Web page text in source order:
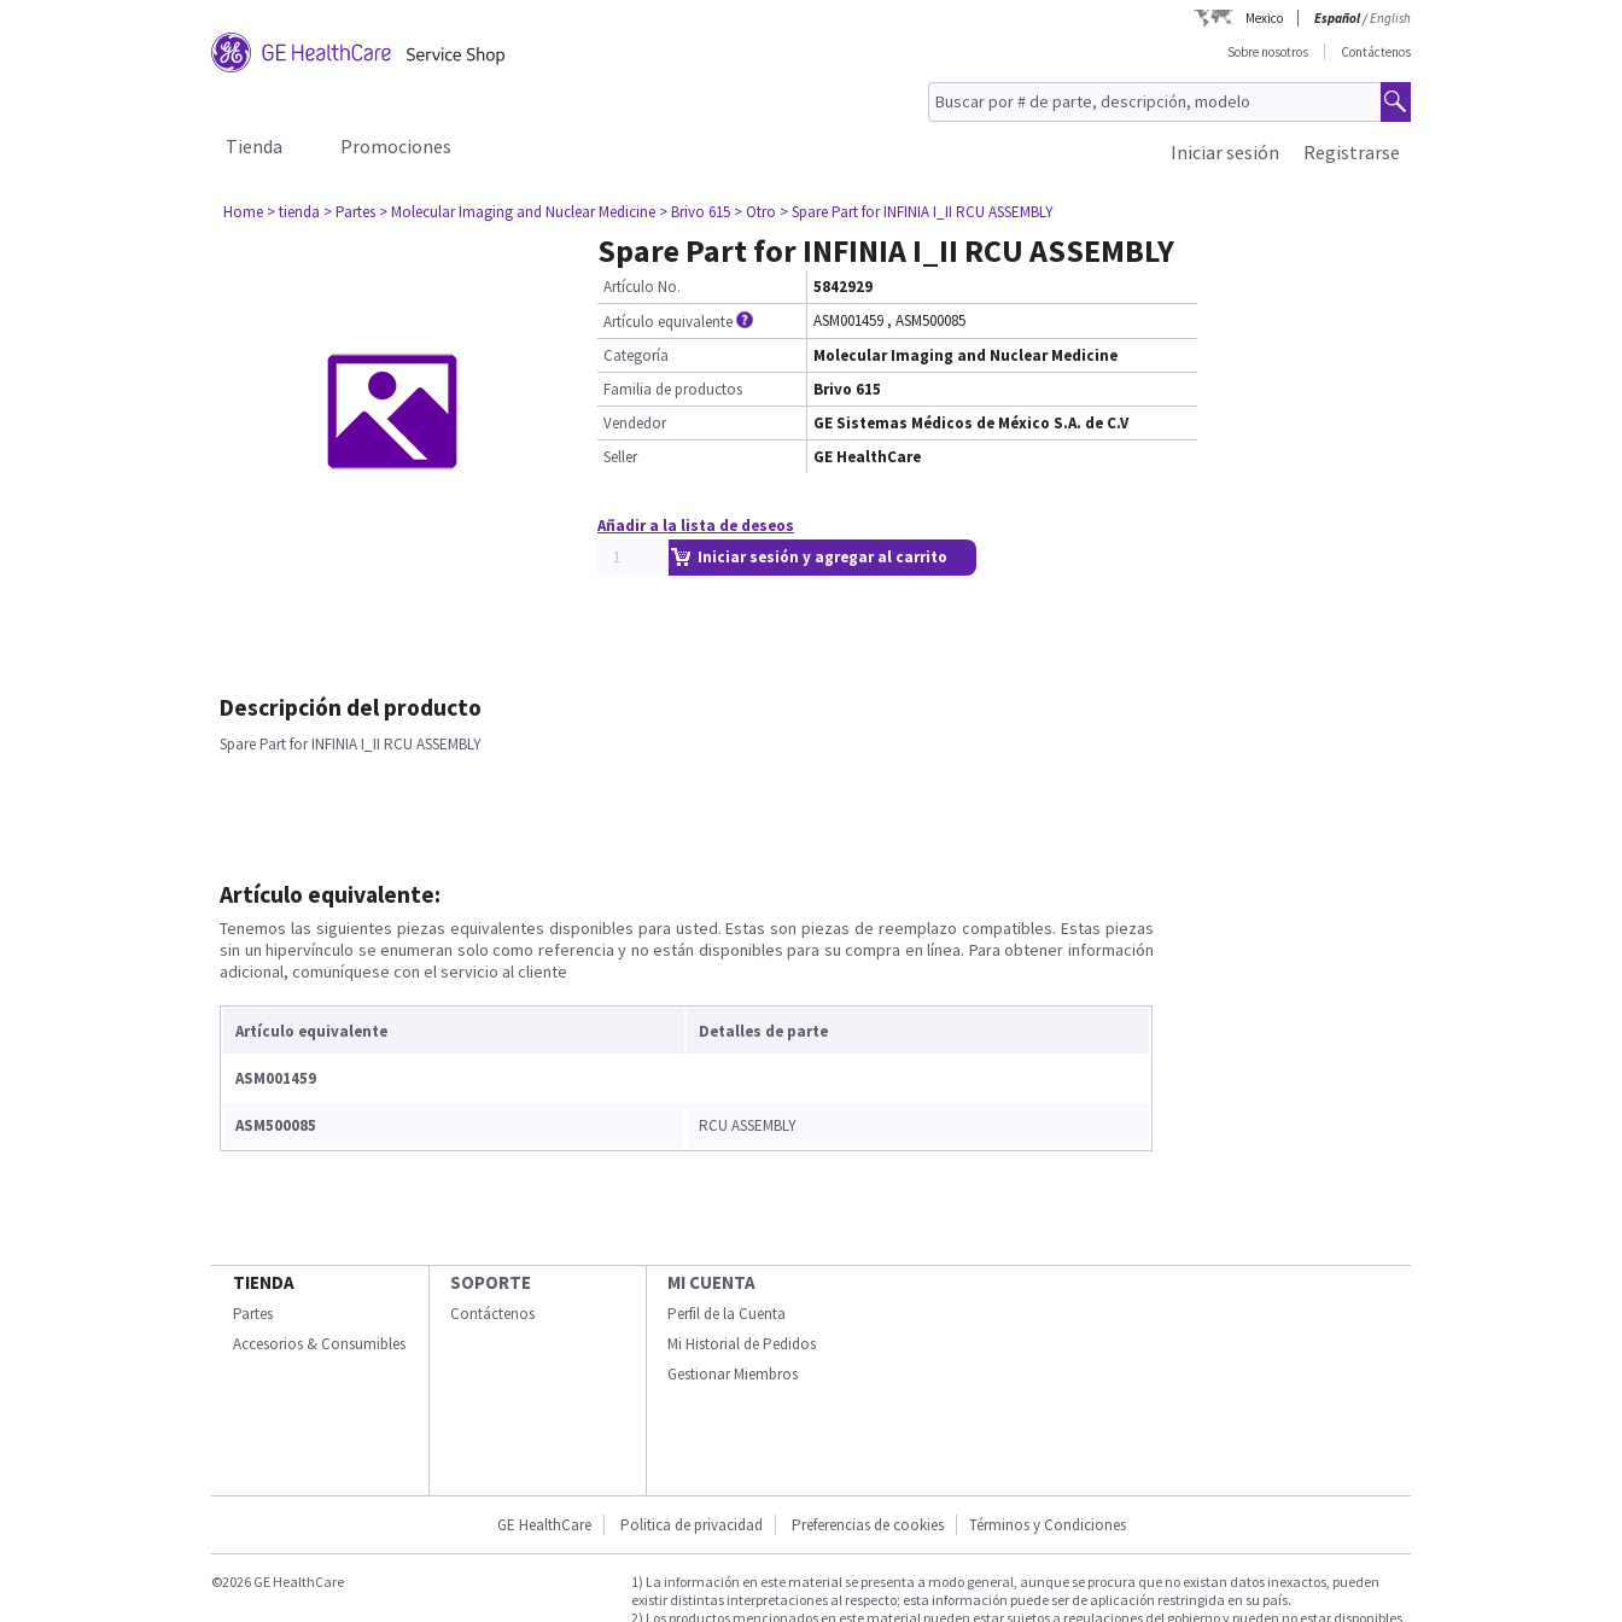
Mexico Español/English
Sobre nosotros
Contáctenos
Tienda Promociones Registrarse
Iniciar sesión
Home > tienda > Partes > Molecular Imaging and Nuclear Medicine > Brivo 615 > Otro > Spare Part for INFINIA I_II RCU ASSEMBLY
Spare Part for INFINIA I_II RCU ASSEMBLY
Artículo No.
5842929
Artículo equivalente
ASM001459 , ASM500085
Categoría
Molecular Imaging and Nuclear Medicine
Familia de productos
Brivo 615
Vendedor
GE Sistemas Médicos de México S.A. de C.V
Seller
GE HealthCare
Añadir a la lista de deseos
Iniciar sesión y agregar al carrito
Descripción del producto
Spare Part for INFINIA I_II RCU ASSEMBLY
Artículo equivalente:
Tenemos las siguientes piezas equivalentes disponibles para usted. Estas son piezas de reemplazo compatibles. Estas piezas
sin un hipervínculo se enumeran solo como referencia y no están disponibles para su compra en línea. Para obtener información
adicional, comuníquese con el servicio al cliente
Artículo equivalente Detalles de parte
ASM001459
ASM500085 RCU ASSEMBLY
TIENDA
Partes
Accesorios & Consumibles
SOPORTE
Contáctenos
MI CUENTA
Perfil de la Cuenta
Mi Historial de Pedidos
Gestionar Miembros
GE HealthCare Politica de privacidad Preferencias de cookies Términos y Condiciones
©2026 GE HealthCare
1) La información en este material se presenta a modo general, aunque se procura que no existan datos inexactos, pueden
existir distintas interpretaciones al respecto; esta información puede ser de aplicación restringida en su país.
2) Los productos mencionados en este material pueden estar sujetos a regulaciones del gobierno y pueden no estar disponibles